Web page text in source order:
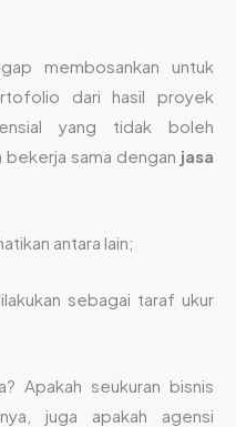
membosankan untuk
dari hasil proyek
yang tidak boleh
sama dengan jasa
antara lain;
sebagai taraf ukur
Apakah seukuran bisnis
juga apakah agensi